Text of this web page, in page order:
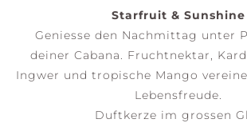
Starfruit & Sunshine
Geniesse den Nachmittag unter
deiner Cabana. Fruchtnektar,
Ingwer und tropische Mango
Lebensfreude.
Duftkerze im grossen